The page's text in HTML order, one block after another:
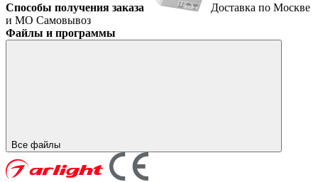
Способы получения заказа
Доставка по Москве
и МО Самовывоз
Файлы и программы
Все файлы